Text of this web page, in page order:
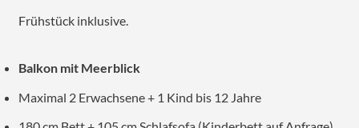
Frühstück inklusive.
Balkon mit Meerblick
Maximal 2 Erwachsene + 1 Kind bis 12 Jahre